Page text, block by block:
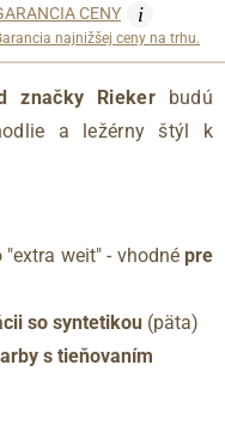
CENY i
najnižšej ceny na trhu.
značky Rieker
budú
a ležérny štýl k
weit" - vhodné pre
so syntetikou (päta)
s tieňovaním